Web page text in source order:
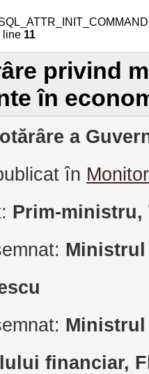
line 11
privind
în
a
în
Prim-ministru,
financiar,